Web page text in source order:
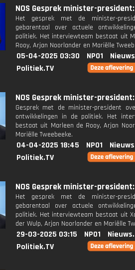
NOS Gesprek minister-
Het gesprek met de minister-
gebarentaal over actuele
politiek. Het interviewteam bestaat uit
Rooy, Arjan Noorlander en Mariëlle
05-04-2025 03:30 NPO1
Politiek.TV
NOS Gesprek minister-
Gesprek met de minister-president
ontwikkelingen in de politiek. Het
bestaat uit Marleen de Rooy, Arjan
Mariëlle Tweebeeke.
04-04-2025 18:45 NPO1
Politiek.TV
NOS Gesprek minister-
Het gesprek met de minister-
gebarentaal over actuele
politiek. Het interviewteam bestaat uit
der Wulp, Arjan Noorlander en Mariëlle
29-03-2025 03:15 NPO1
Politiek.TV